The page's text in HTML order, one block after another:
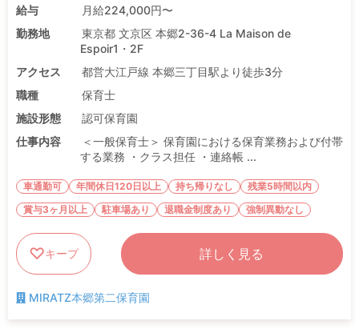
給与
月給224,000円〜
勤務地
東京都 文京区 本郷2-36-4 La Maison de
Espoir1・2F
アクセス
都営大江戸線 本郷三丁目駅より徒歩3分
職種
保育士
施設形態
認可保育園
仕事内容
＜一般保育士＞ 保育園における保育業務および付帯
する業務 ・クラス担任 ・連絡帳 ...
車通勤可 年間休日120日以上 持ち帰りなし
残業5時間以内
賞与3ヶ月以上
駐車場あり 退職金制度あり 強制異動なし
キープ 詳しく見る
MIRATZ本郷第二保育園